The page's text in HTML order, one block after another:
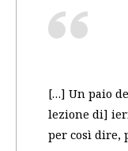
[…] Un paio
lezione di]
per così dire,